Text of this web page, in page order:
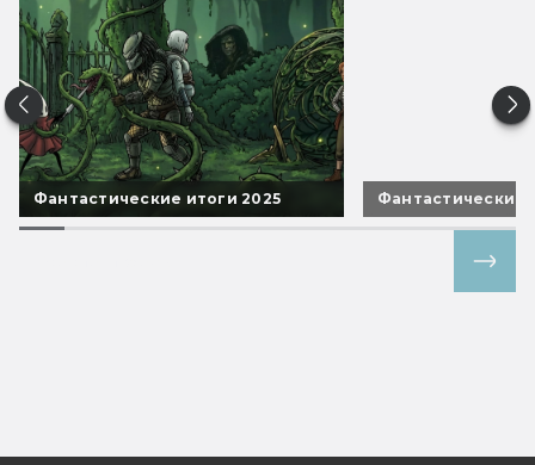
Фантастические итоги 2025 Фантастические